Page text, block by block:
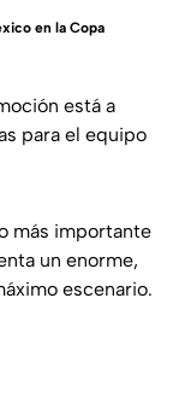
en la Copa
está a
para el equipo
más importante
un enorme,
escenario.